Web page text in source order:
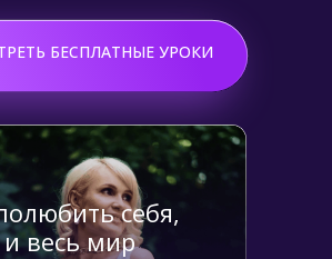
БЕСПЛАТНЫЕ УРОКИ
себя,
и весь мир